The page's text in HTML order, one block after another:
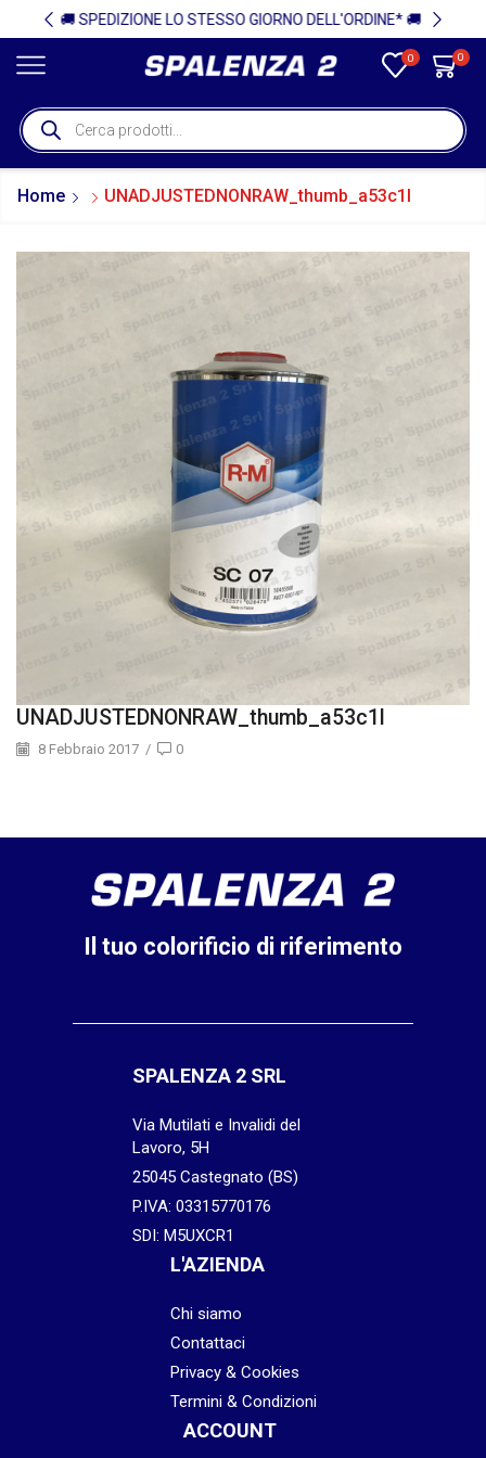
LO STESSO GIORNO DELL'ORDINE* 🚚
0 0
Home UNADJUSTEDNONRAW_thumb_a53c1l
UNADJUSTEDNONRAW_thumb_a53c1l
8 Febbraio 2017 / 0
Il tuo colorificio di riferimento
SPALENZA 2 SRL
Via Mutilati e Invalidi del
Lavoro, 5H
25045 Castegnato (BS)
P.IVA: 03315770176
SDI: M5UXCR1
L'AZIENDA
Chi siamo
Contattaci
Privacy & Cookies
Termini & Condizioni
ACCOUNT